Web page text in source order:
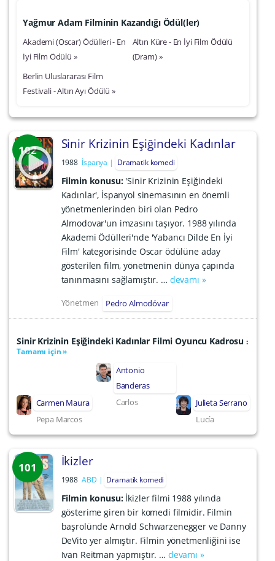
Yağmur Adam Filminin Kazandığı Ödül(ler)
Akademi (Oscar) Ödülleri - En
İyi Film Ödülü »
Altın Küre - En İyi Film Ödülü
(Dram) »
Berlin Uluslararası Film
Festivali - Altın Ayı Ödülü »
102 Sinir Krizinin Eşiğindeki Kadınlar
1988 İspanya Dramatik komedi
Filmin konusu: 'Sinir Krizinin Eşiğindeki
Kadınlar', İspanyol sinemasının en önemli
yönetmenlerinden biri olan Pedro
Almodovar'un imzasını taşıyor. 1988 yılında
Akademi Ödülleri'nde 'Yabancı Dilde En İyi
Film' kategorisinde Oscar ödülüne aday
gösterilen film, yönetmenin dünya çapında
tanınmasını sağlamıştır. … devamı »
Yönetmen Pedro Almodóvar
Sinir Krizinin Eşiğindeki Kadınlar Filmi Oyuncu Kadrosu :
Tamamı için »
Carmen Maura
Pepa Marcos
Antonio
Banderas
Carlos
Julieta Serrano
Lucía
101 İkizler
1988 ABD Dramatik komedi
Filmin konusu: İkizler filmi 1988 yılında
gösterime giren bir komedi filmidir. Filmin
başrolünde Arnold Schwarzenegger ve Danny
DeVito yer almıştır. Filmin yönetmenliğini ise
Ivan Reitman yapmıştır. … devamı »